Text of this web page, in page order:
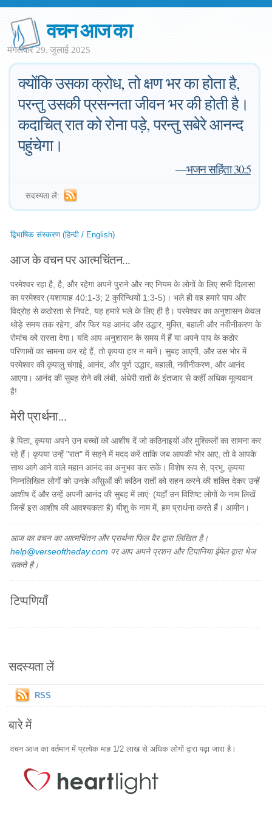
वचन आज का
मंगलवार 29. जुलाई 2025
क्योंकि उसका क्रोध, तो क्षण भर का होता है,
परन्तु उसकी प्रसन्नता जीवन भर की होती है।
कदाचित् रात को रोना पड़े, परन्तु सबेरे आनन्द
पहुंचेगा।
—भजन सहिंता 30:5
सदस्यता लें:
द्विभाषिक संस्करण (हिन्दी / English)
आज के वचन पर आत्मचिंतन...
परमेश्वर रहा है, है, और रहेगा अपने पुराने और नए नियम के लोगों के लिए सभी दिलासा
का परमेश्वर (यशायाह 40:1-3; 2 कुरिन्थियों 1:3-5)। भले ही वह हमारे पाप और
विद्रोह से कठोरता से निपटे, यह हमारे भले के लिए ही है। परमेश्वर का अनुशासन केवल
थोड़े समय तक रहेगा, और फिर यह आनंद और उद्धार, मुक्ति, बहाली और नवीनीकरण के
रोमांच को रास्ता देगा। यदि आप अनुशासन के समय में हैं या अपने पाप के कठोर
परिणामों का सामना कर रहे हैं, तो कृपया हार न मानें। सुबह आएगी, और उस भोर में
परमेश्वर की कृपालु चंगाई, आनंद, और पूर्ण उद्धार, बहाली, नवीनीकरण, और आनंद
आएगा। आनंद की सुबह रोने की लंबी, अंधेरी रातों के इंतजार से कहीं अधिक मूल्यवान
है!
मेरी प्रार्थना...
हे पिता, कृपया अपने उन बच्चों को आशीष दें जो कठिनाइयों और मुश्किलों का सामना कर
रहे हैं। कृपया उन्हें "रात" में सहने में मदद करें ताकि जब आपकी भोर आए, तो वे आपके
साथ आगे आने वाले महान आनंद का अनुभव कर सकें। विशेष रूप से, प्रभु, कृपया
निम्नलिखित लोगों को उनके आँसुओं की कठिन रातों को सहन करने की शक्ति देकर उन्हें
आशीष दें और उन्हें अपनी आनंद की सुबह में लाएं: (यहाँ उन विशिष्ट लोगों के नाम लिखें
जिन्हें इस आशीष की आवश्यकता है) यीशु के नाम में, हम प्रार्थना करते हैं। आमीन।
आज का वचन का आत्मचिंतन और प्रार्थना फिल वैर द्वारा लिखित है।
help@verseoftheday.com पर आप अपने प्रशन और टिपानिया ईमेल द्वारा भेज
सकते है।
टिप्पणियाँ
सदस्यता लें
RSS
बारे में
वचन आज का वर्तमान में प्रत्येक माह 1/2 लाख से अधिक लोगों द्वारा पढ़ा जारा है।